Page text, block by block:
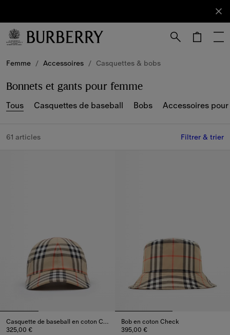
Abonnez-
vous à
notre
Femme / Accessoires / Casquettes & bobs
Bonnets et gants pour femme
Tous Casquettes de baseball Bobs Accessoires
61 articles Filtrer & trier
Casquette de baseball en coton Check
325,00 €
Bob en coton Check
395,00 €